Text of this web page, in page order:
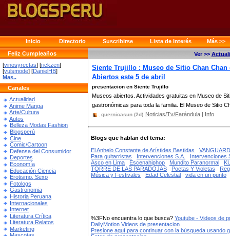
Inicio Directorio Suscribirse Lista de Interés
Más >>
Feliz Cumpleaños
[vinosyrectas] [rickzen]
[yulsmode] [DanielHB]
Mas..
Canales
Actualidad
Anime Manga
Arte/Cultura
Autos
Belleza Modas Fashion
Blogsperú
Cine
Comic/Cartoon
Defensa del Consumidor
Deportes
Economía
Educación Ciencia
Erotismo, Sexo
Fotologs
Gastronomia
Historia Peruana
Internacionales
Internet
Literatura Crítica
Literatura Relatos
Marketing
Ver >>
Siente Trujillo : Museo de Sitio Chan
Abiertos este 5 de abril
presentacion en Siente Trujillo
Museos abiertos. Actividades gratuitas en Museo de
gastronómicas para toda la familia. El Museo de Sitio
guernicasun (2d) Noticias/Tv/Farándula | Info
Blogs que hablan del tema:
El Anhelo Constante de Arístides Bastidas
Para guitarristas
Intervenciones S.A.
Intervenciones
Asco en Lima
Escenahiphop Mundito Paranormal
TORRE DE LAS PARADOJAS
Poetas Y Violetas
Música y Festivales
Edad Celestial vida en un punto
%3FNo encuentra lo que busca? Youtube - Videos de
DailyMotion Videos de presentacion
Presione aquí para continuar con la búsqueda usando